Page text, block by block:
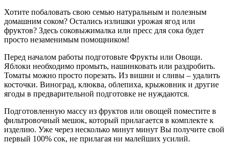
Хотите побаловать свою семью натуральным и полезным
домашним соком? Остались излишки урожая ягод или
фруктов? Здесь соковыжималка или пресс для сока будет
просто незаменимым помощником!
Перед началом работы подготовьте Фрукты или Овощи.
Яблоки необходимо промыть, нашинковать или раздробить.
Томаты можно просто порезать. Из вишни и сливы – удалить
косточки. Виноград, клюква, облепиха, крыжовник и другие
ягоды в предварительной подготовке не нуждаются.
Подготовленную массу из фруктов или овощей поместите в
фильтровочный мешок, который прилагается в комплекте к
изделию. Уже через несколько минут минут Вы получите свой
первый 100% сок, не прилагая ни малейших усилий.